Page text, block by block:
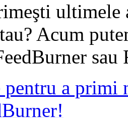
Acum
sau
pentru a primi